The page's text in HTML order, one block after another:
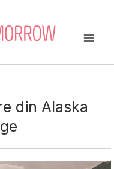
din Alaska